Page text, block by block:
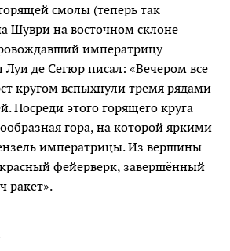
смолы (теперь так
Шуври на восточном склоне
императрицу
де Сегюр писал: «Вечером все
кругом вспыхнули тремя рядами
Посреди этого горящего круга
гора, на которой яркими
императрицы. Из вершины
фейерверк, завершённый
ракет».